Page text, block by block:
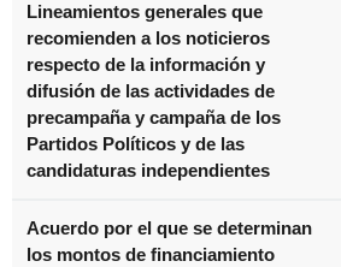
Lineamientos generales que
recomienden a los noticieros
respecto de la información y
difusión de las actividades de
precampaña y campaña de los
Partidos Políticos y de las
candidaturas independientes
Acuerdo por el que se determinan
los montos de financiamiento